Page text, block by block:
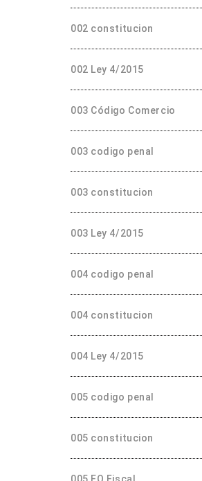
002 constitucion
002 Ley 4/2015
003 Código Comercio
003 codigo penal
003 constitucion
003 Ley 4/2015
004 codigo penal
004 constitucion
004 Ley 4/2015
005 codigo penal
005 constitucion